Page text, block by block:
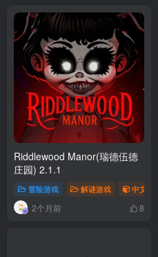
Riddlewood Manor(瑞德伍德
庄园) 2.1.1
冒险游戏 解谜游戏 中文游戏
2个月前 8